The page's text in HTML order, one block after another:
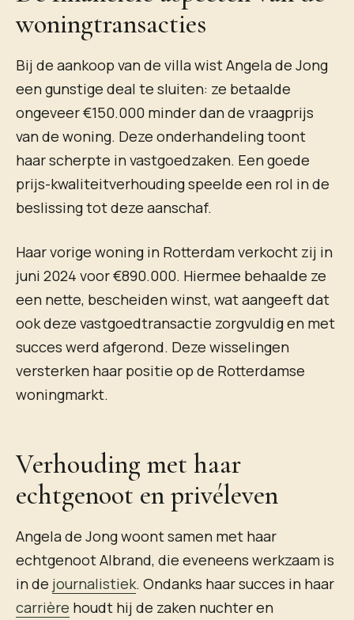
woningtransacties
Bij de aankoop van de villa wist Angela de Jong
een gunstige deal te sluiten: ze betaalde
ongeveer €150.000 minder dan de vraagprijs
van de woning. Deze onderhandeling toont
haar scherpte in vastgoedzaken. Een goede
prijs-kwaliteitverhouding speelde een rol in de
beslissing tot deze aanschaf.
Haar vorige woning in Rotterdam verkocht zij in
juni 2024 voor €890.000. Hiermee behaalde ze
een nette, bescheiden winst, wat aangeeft dat
ook deze vastgoedtransactie zorgvuldig en met
succes werd afgerond. Deze wisselingen
versterken haar positie op de Rotterdamse
woningmarkt.
Verhouding met haar
echtgenoot en privéleven
Angela de Jong woont samen met haar
echtgenoot Albrand, die eveneens werkzaam is
in de journalistiek. Ondanks haar succes in haar
carrière houdt hij de zaken nuchter en